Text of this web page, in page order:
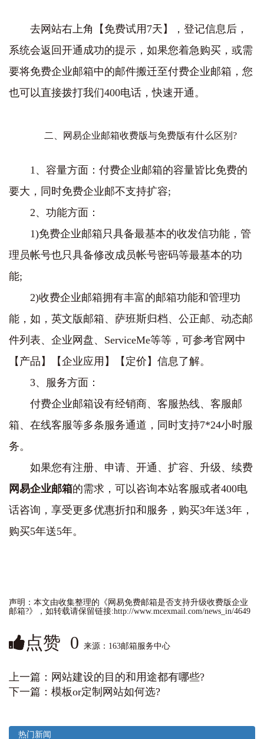
去网站右上角【免费试用7天】，登记信息后，
系统会返回开通成功的提示，如果您着急购买，或需
要将免费企业邮箱中的邮件搬迁至付费企业邮箱，您
也可以直接拨打我们400电话，快速开通。
二、网易企业邮箱收费版与免费版有什么区别?
1、容量方面：付费企业邮箱的容量皆比免费的
要大，同时免费企业邮不支持扩容;
2、功能方面：
1)免费企业邮箱只具备最基本的收发信功能，管
理员帐号也只具备修改成员帐号密码等最基本的功
能;
2)收费企业邮箱拥有丰富的邮箱功能和管理功
能，如，英文版邮箱、萨班斯归档、公正邮、动态邮
件列表、企业网盘、ServiceMe等等，可参考官网中
【产品】【企业应用】【定价】信息了解。
3、服务方面：
付费企业邮箱设有经销商、客服热线、客服邮
箱、在线客服等多条服务通道，同时支持7*24小时服
务。
如果您有注册、申请、开通、扩容、升级、续费
网易企业邮箱的需求，可以咨询本站客服或者400电
话咨询，享受更多优惠折扣和服务，购买3年送3年，
购买5年送5年。
声明：本文由收集整理的《网易免费邮箱是否支持升级收费版企业
邮箱?》，如转载请保留链接:http://www.mcexmail.com/news_in/4649
点赞 0 来源：163邮箱服务中心
上一篇： 网站建设的目的和用途都有哪些?
下一篇： 模板or定制网站如何选?
热门新闻